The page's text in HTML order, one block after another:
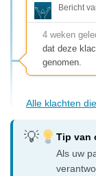
Bericht
4 weken
dat deze
genomen.
Alle klachten
Tip van
Als uw